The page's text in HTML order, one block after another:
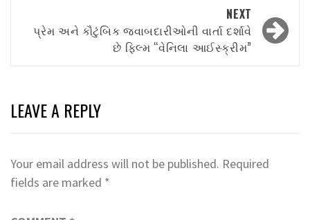
NEXT
પ્રેમ અને કૌટુંબિક જવાબદારીઓની વાર્તા દર્શાવે
છે ફિલ્મ “વેનિલા આઈસ્ક્રીમ”
LEAVE A REPLY
Your email address will not be published. Required
fields are marked *